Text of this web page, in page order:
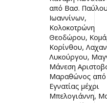
από Βασ.
Ιωαννίνων,
Κολοκοτρώνη
Θεοδώρου,
Κορίνθου,
Λυκούργου,
Μάνεση
Μαραθώνος από
Εγνατίας μέχρι
Μπελογιάννη,